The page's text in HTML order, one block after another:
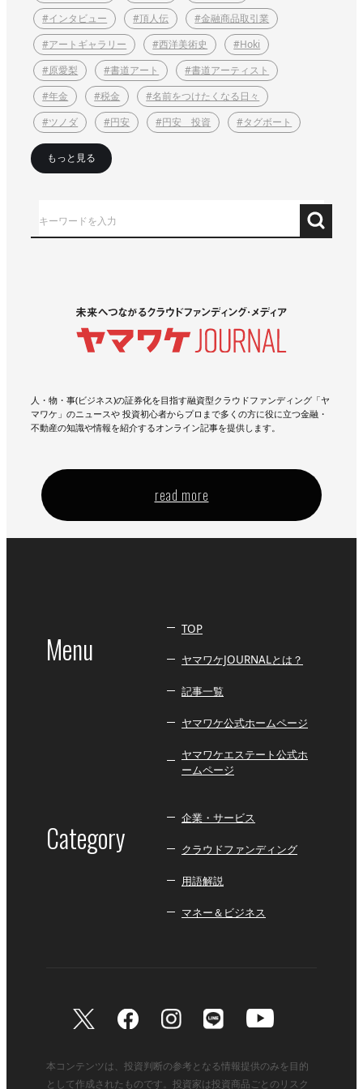
#インタビュー #頂人伝
#金融商品取引業
#アートギャラリー
#西洋美術史
#Hoki
#原愛梨
#書道アート
#書道アーティスト
#年金
#税金
#名前をつけたくなる日々
#ツノダ
#円安 #円安 投資 #タグボート
もっと見る
人・物・事(ビジネス)の証券化を目指す融資型クラウドファンディング「ヤ
マワケ」のニュースや 投資初心者からプロまで多くの方に役に立つ金融・
不動産の知識や情報を紹介するオンライン記事を提供します。
read more
Menu
TOP
ヤマワケJOURNALとは？
記事一覧
ヤマワケ公式ホームページ
ヤマワケエステート公式ホ
ームページ
Category
企業・サービス
クラウドファンディング
用語解説
マネー＆ビジネス
本コンテンツは、投資判断の参考となる情報提供のみを目的
として作成されたものです。投資家は投資商品ごとのリスク